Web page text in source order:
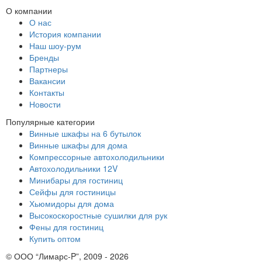
О компании
О нас
История компании
Наш шоу-рум
Бренды
Партнеры
Вакансии
Контакты
Новости
Популярные категории
Винные шкафы на 6 бутылок
Винные шкафы для дома
Компрессорные автохолодильники
Автохолодильники 12V
Минибары для гостиниц
Сейфы для гостиницы
Хьюмидоры для дома
Высокоскоростные сушилки для рук
Фены для гостиниц
Купить оптом
© ООО “Лимарс-P”, 2009 - 2026